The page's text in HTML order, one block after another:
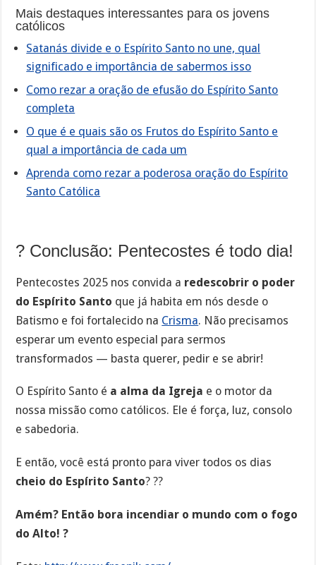
Mais destaques interessantes para os jovens
católicos
Satanás divide e o Espírito Santo no une, qual
significado e importância de sabermos isso
Como rezar a oração de efusão do Espírito Santo
completa
O que é e quais são os Frutos do Espírito Santo e
qual a importância de cada um
Aprenda como rezar a poderosa oração do Espírito
Santo Católica
? Conclusão: Pentecostes é todo dia!
Pentecostes 2025 nos convida a redescobrir o poder
do Espírito Santo que já habita em nós desde o
Batismo e foi fortalecido na Crisma. Não precisamos
esperar um evento especial para sermos
transformados — basta querer, pedir e se abrir!
O Espírito Santo é a alma da Igreja e o motor da
nossa missão como católicos. Ele é força, luz, consolo
e sabedoria.
E então, você está pronto para viver todos os dias
cheio do Espírito Santo? ?️?
Amém? Então bora incendiar o mundo com o fogo
do Alto! ?